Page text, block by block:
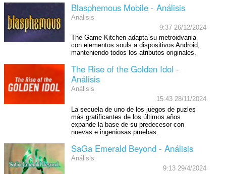
Blasphemous Mobile - Análisis
Análisis
9:37 26/12/2024
The Game Kitchen adapta su metroidvania
con elementos souls a dispositivos Android,
manteniendo todos los atributos originales.
The Rise of the Golden Idol -
Análisis
Análisis
15:43 28/11/2024
La secuela de uno de los juegos de puzles
más gratificantes de los últimos años
expande la base de su predecesor con
nuevas e ingeniosas pruebas.
SaGa Emerald Beyond - Análisis
Análisis
9:13 29/4/2024